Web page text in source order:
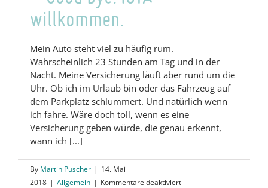
willkommen.
Mein Auto steht viel zu häufig rum.
Wahrscheinlich 23 Stunden am Tag und in der
Nacht. Meine Versicherung läuft aber rund um die
Uhr. Ob ich im Urlaub bin oder das Fahrzeug auf
dem Parkplatz schlummert. Und natürlich wenn
ich fahre. Wäre doch toll, wenn es eine
Versicherung geben würde, die genau erkennt,
wann ich [...]
By Martin Puscher | 14. Mai
2018 | Allgemein | Kommentare deaktiviertfür